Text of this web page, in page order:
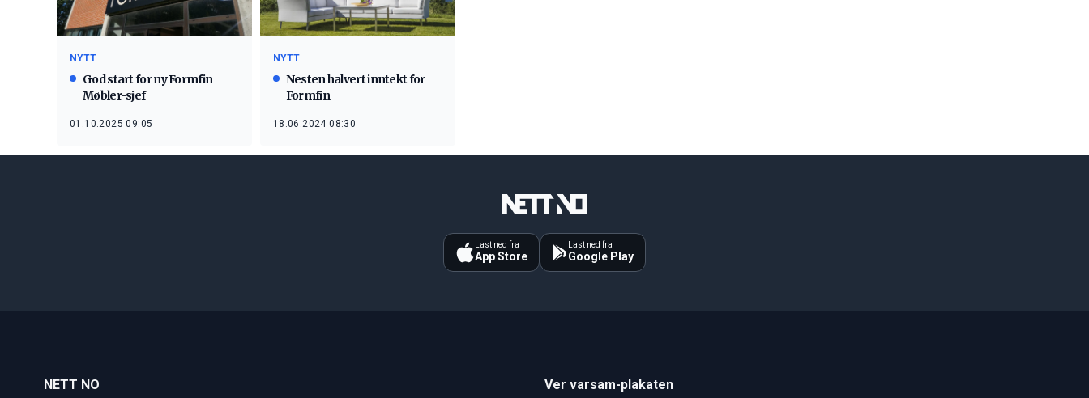
NYTT
God start for ny Formfin
Møbler-sjef
01.10.2025 09:05
NYTT
Nesten halvert inntekt for
Formfin
18.06.2024 08:30
Last ned fra
App Store
Last ned fra
Google Play
NETT NO Ver varsam-plakaten